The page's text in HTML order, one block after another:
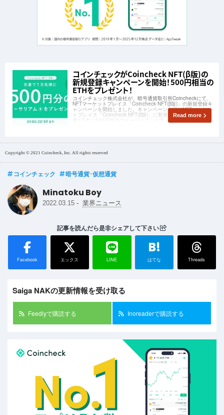
コインチェックがCoincheck NFT(β版)の
新規登録キャンペーンを開始！500円相当の
ETHをプレゼント！
コインチェック株式会社が、暗号通貨取引所Coincheckにて、
NFTマーケットプレイス「Coincheck NFT(β版)」の新規登録キ
ャンペーンを開始しました。キャンペーン内容はNFTマーケッ
トプレイス「Coincheck NFT(β版)」に新規登録することで、先
着1万名に500円相当のイーサリアムが貰えます。
Read more
Copyright © 2021 Coincheck, Inc. All rights reserved
コインチェック 暗号通貨･仮想通貨
Minatoku Boy
2022.03.15 - 業界ニュース
記事を読んだら是非シェアして下さい
Facebook エックス LINE
B!
はてな Threads
Saiga NAKの更新情報を受け取る
Feedlyで購読する Inoreaderで購読する